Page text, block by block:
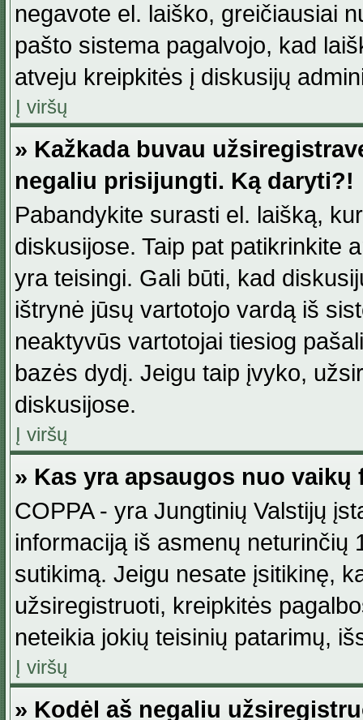
negavote el. laiško, greičiausiai
pašto sistema pagalvojo, kad
atveju kreipkitės į diskusijų
Į viršų
» Kažkada buvau
negaliu prisijungti. Ką daryti?!
Pabandykite surasti el. laišką,
diskusijose. Taip pat patikrinkite
yra teisingi. Gali būti, kad
ištrynė jūsų vartotojo vardą iš
neaktyvūs vartotojai tiesiog
bazės dydį. Jeigu taip įvyko,
diskusijose.
Į viršų
» Kas yra apsaugos nuo vaikų
COPPA - yra Jungtinių Valstijų
informaciją iš asmenų neturinčių
sutikimą. Jeigu nesate įsitikinę,
užsiregistruoti, kreipkitės
neteikia jokių teisinių patarimų,
Į viršų
» Kodėl aš negaliu